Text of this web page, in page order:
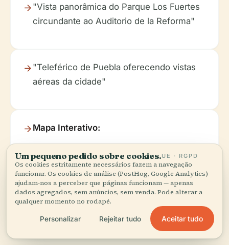
"Vista panorâmica do Parque Los Fuertes
circundante ao Auditorio de la Reforma"
"Teleférico de Puebla oferecendo vistas
aéreas da cidade"
Mapa Interativo:
Destacando a localização do auditório
dentro de Los Fuertes e a proximidade de
outras atrações.
Um pequeno pedido sobre cookies.UE · RGPD
Os cookies estritamente necessários fazem a navegação
funcionar. Os cookies de análise (PostHog, Google Analytics)
ajudam-nos a perceber que páginas funcionam — apenas
dados agregados, sem anúncios, sem venda. Pode alterar a
qualquer momento no rodapé.
Personalizar Rejeitar tudo Aceitar tudo